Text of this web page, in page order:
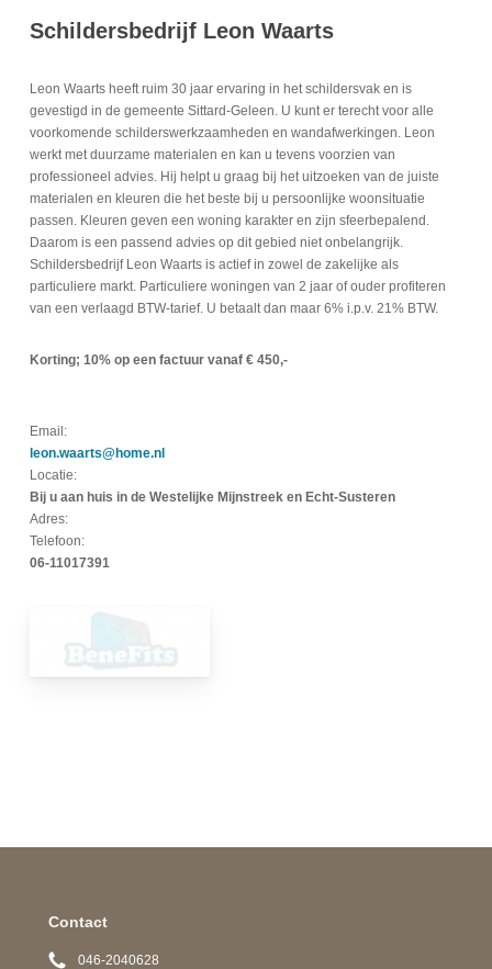
Schildersbedrijf Leon Waarts
Leon Waarts heeft ruim 30 jaar ervaring in het schildersvak en is
gevestigd in de gemeente Sittard-Geleen. U kunt er terecht voor alle
voorkomende schilderswerkzaamheden en wandafwerkingen. Leon
werkt met duurzame materialen en kan u tevens voorzien van
professioneel advies. Hij helpt u graag bij het uitzoeken van de juiste
materialen en kleuren die het beste bij u persoonlijke woonsituatie
passen. Kleuren geven een woning karakter en zijn sfeerbepalend.
Daarom is een passend advies op dit gebied niet onbelangrijk.
Schildersbedrijf Leon Waarts is actief in zowel de zakelijke als
particuliere markt. Particuliere woningen van 2 jaar of ouder profiteren
van een verlaagd BTW-tarief. U betaalt dan maar 6% i.p.v. 21% BTW.
Korting; 10% op een factuur vanaf € 450,-
Email:
leon.waarts@home.nl
Locatie:
Bij u aan huis in de Westelijke Mijnstreek en Echt-Susteren
Adres:
Telefoon:
06-11017391
Contact
046-2040628